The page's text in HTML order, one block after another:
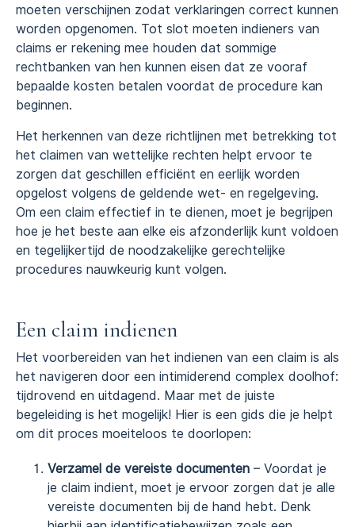
moeten verschijnen zodat verklaringen correct kunnen
worden opgenomen. Tot slot moeten indieners van
claims er rekening mee houden dat sommige
rechtbanken van hen kunnen eisen dat ze vooraf
bepaalde kosten betalen voordat de procedure kan
beginnen.
Het herkennen van deze richtlijnen met betrekking tot
het claimen van wettelijke rechten helpt ervoor te
zorgen dat geschillen efficiënt en eerlijk worden
opgelost volgens de geldende wet- en regelgeving.
Om een claim effectief in te dienen, moet je begrijpen
hoe je het beste aan elke eis afzonderlijk kunt voldoen
en tegelijkertijd de noodzakelijke gerechtelijke
procedures nauwkeurig kunt volgen.
Een claim indienen
Het voorbereiden van het indienen van een claim is als
het navigeren door een intimiderend complex doolhof:
tijdrovend en uitdagend. Maar met de juiste
begeleiding is het mogelijk! Hier is een gids die je helpt
om dit proces moeiteloos te doorlopen:
Verzamel de vereiste documenten – Voordat je
je claim indient, moet je ervoor zorgen dat je alle
vereiste documenten bij de hand hebt. Denk